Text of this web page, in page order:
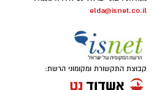
elda@isnet.co.il
קבוצת התקשורת ומקומוני הרשת: